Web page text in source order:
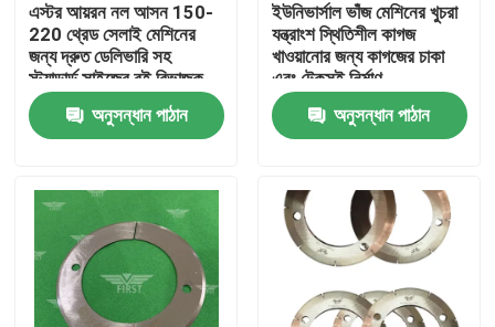
পণ্য
আমাদের সম্পর্কে
এস্টর আয়রন নল আসন 150-
220 থ্রেড সেলাই মেশিনের
জন্য দ্রুত ডেলিভারি সহ
স্ট্যান্ডার্ড সাইজের বই বিভাজক
অনুসন্ধান পাঠান
ইউনিভার্সাল ভাঁজ মেশিনের খুচরা
যন্ত্রাংশ স্থিতিশীল কাগজ
খাওয়ানোর জন্য কাগজের চাকা
এবং টেকসই নির্মাণ
অনুসন্ধান পাঠান